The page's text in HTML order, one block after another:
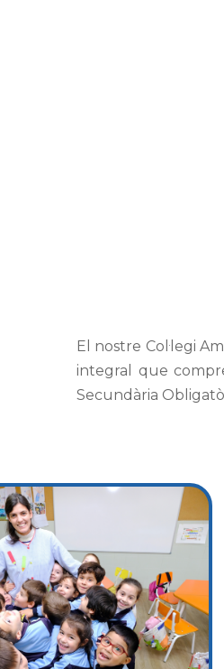
El nostre Col·legi
integral que
Secundària